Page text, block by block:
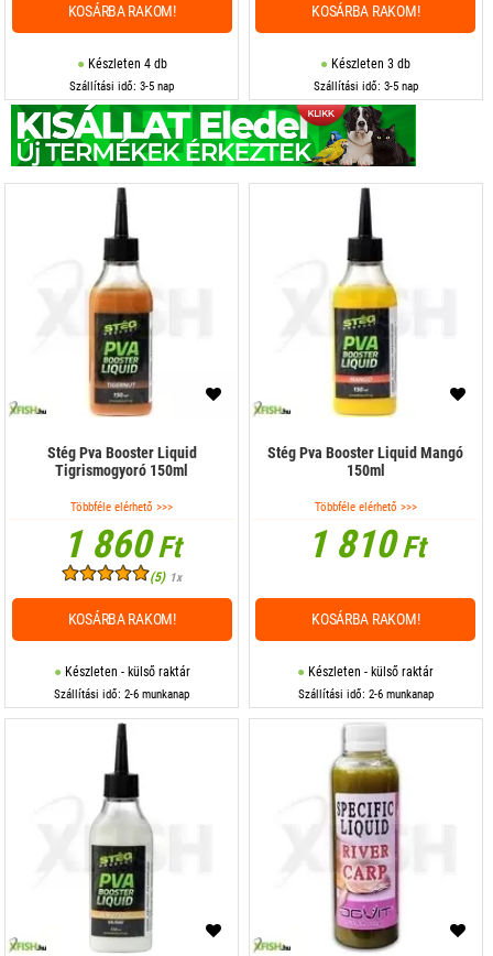
Készleten 4 db
Szállítási idő: 3-5 nap
KOSÁRBA RAKOM!
Készleten 3 db
Szállítási idő: 3-5 nap
KOSÁRBA RAKOM!
Stég Pva Booster Liquid
Tigrismogyoró 150ml
Többféle elérhető >>>
1 860Ft
(5) 1x
Készleten - külső raktár
Szállítási idő: 2-6 munkanap
KOSÁRBA RAKOM!
Stég Pva Booster Liquid Mangó
150ml
Többféle elérhető >>>
1 810Ft
Készleten - külső raktár
Szállítási idő: 2-6 munkanap
KOSÁRBA RAKOM!